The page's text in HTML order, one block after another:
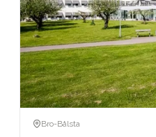
Bro-Bålsta